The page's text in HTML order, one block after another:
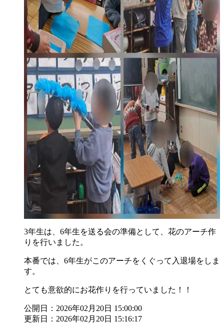
3年生は、6年生を送る会の準備として、花のアーチ作
りを行いました。
本番では、6年生がこのアーチをくぐって入退場をしま
す。
とても意欲的にお花作りを行っていました！！
公開日：2026年02月20日 15:00:00
更新日：2026年02月20日 15:16:17